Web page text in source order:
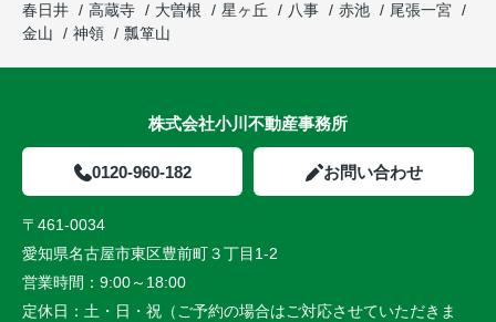
春日井
高蔵寺 大曽根 星ヶ丘 八事 赤池
尾張一宮
金山
神領 瓢箪山
株式会社小川不動産事務所
0120-960-182 お問い合わせ
〒461-0034
愛知県名古屋市東区豊前町３丁目1-2
営業時間： 9:00～18:00
定休日： 土・日・祝（ご予約の場合はご対応させていただきま